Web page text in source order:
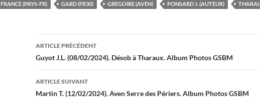
FRANCE (PAYS-FR) GARD (FR30) GREGOIRE (AVEN) PONSARD J. (AUTEUR)
Navigation
des
articles
ARTICLE PRÉCÉDENT
Guyot J.L. (08/02/2024). Désob à Tharaux. Album Photos GSBM
ARTICLE SUIVANT
Martin T. (12/02/2024). Aven Serre des Périers. Album Photos GSBM